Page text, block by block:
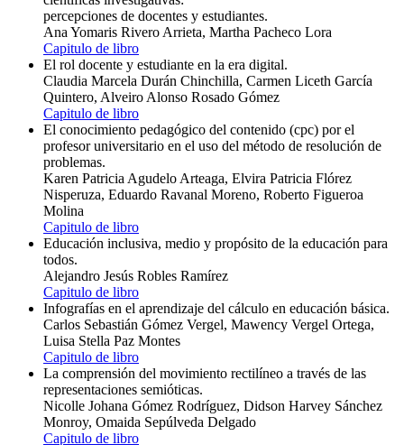
percepciones de docentes y estudiantes.
Ana Yomaris Rivero Arrieta, Martha Pacheco Lora
Capitulo de libro
El rol docente y estudiante en la era digital.
Claudia Marcela Durán Chinchilla, Carmen Liceth García
Quintero, Alveiro Alonso Rosado Gómez
Capitulo de libro
El conocimiento pedagógico del contenido (cpc) por el
profesor universitario en el uso del método de resolución de
problemas.
Karen Patricia Agudelo Arteaga, Elvira Patricia Flórez
Nisperuza, Eduardo Ravanal Moreno, Roberto Figueroa
Molina
Capitulo de libro
Educación inclusiva, medio y propósito de la educación para
todos.
Alejandro Jesús Robles Ramírez
Capitulo de libro
Infografías en el aprendizaje del cálculo en educación básica.
Carlos Sebastián Gómez Vergel, Mawency Vergel Ortega,
Luisa Stella Paz Montes
Capitulo de libro
La comprensión del movimiento rectilíneo a través de las
representaciones semióticas.
Nicolle Johana Gómez Rodríguez, Didson Harvey Sánchez
Monroy, Omaida Sepúlveda Delgado
Capitulo de libro